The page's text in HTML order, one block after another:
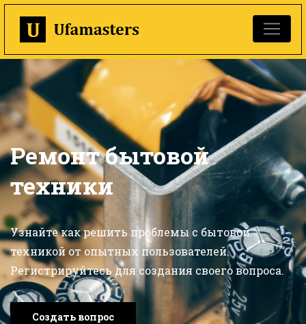
Ремонт бытовой
техники
Узнайте как решить проблемы с бытовой
техникой от опытных пользователей.
Регистрируйтесь для создания своего вопроса.
Создать вопрос